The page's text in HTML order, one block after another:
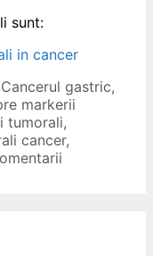
sunt:
in cancer
Cancerul gastric,
markerii
tumorali,
cancer,